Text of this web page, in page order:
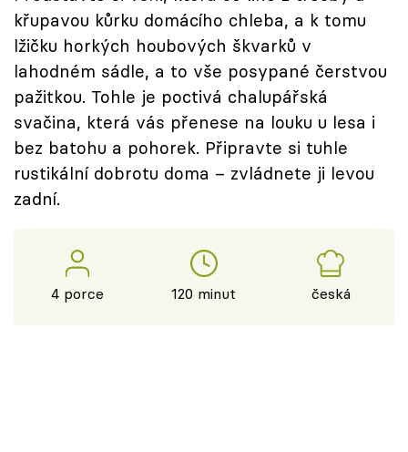
Sledujte nás
křupavou kůrku domácího chleba, a k tomu
lžičku horkých houbových škvarků v
lahodném sádle, a to vše posypané čerstvou
pažitkou. Tohle je poctivá chalupářská
svačina, která vás přenese na louku u lesa i
bez batohu a pohorek. Připravte si tuhle
rustikální dobrotu doma – zvládnete ji levou
zadní.
4 porce 120 minut česká